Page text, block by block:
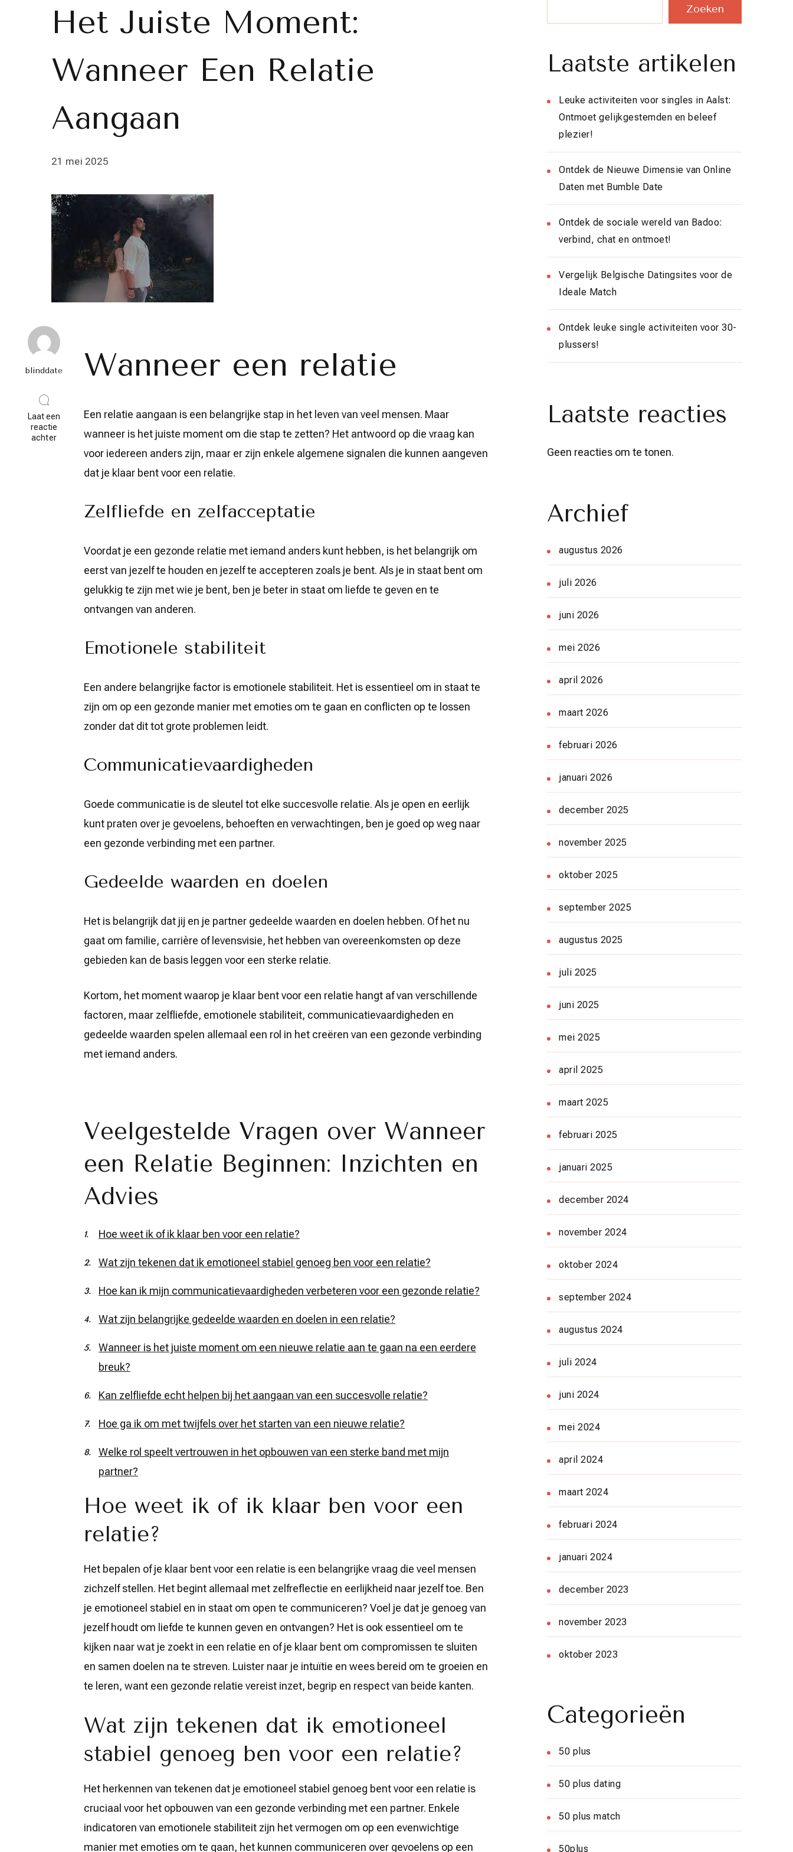
Het Juiste Moment:
Wanneer Een Relatie
Aangaan
21 mei 2025
blinddate
Laat een
reactie
achterop
Moment:
Wanneer
Aangaan
Wanneer een relatie
Een relatie aangaan is een belangrijke stap in het leven van veel mensen. Maar
wanneer is het juiste moment om die stap te zetten? Het antwoord op die vraag kan
voor iedereen anders zijn, maar er zijn enkele algemene signalen die kunnen aangeven
dat je klaar bent voor een relatie.
Zelfliefde en zelfacceptatie
Voordat je een gezonde relatie met iemand anders kunt hebben, is het belangrijk om
eerst van jezelf te houden en jezelf te accepteren zoals je bent. Als je in staat bent om
gelukkig te zijn met wie je bent, ben je beter in staat om liefde te geven en te
ontvangen van anderen.
Emotionele stabiliteit
Een andere belangrijke factor is emotionele stabiliteit. Het is essentieel om in staat te
zijn om op een gezonde manier met emoties om te gaan en conflicten op te lossen
zonder dat dit tot grote problemen leidt.
Communicatievaardigheden
Goede communicatie is de sleutel tot elke succesvolle relatie. Als je open en eerlijk
kunt praten over je gevoelens, behoeften en verwachtingen, ben je goed op weg naar
een gezonde verbinding met een partner.
Gedeelde waarden en doelen
Het is belangrijk dat jij en je partner gedeelde waarden en doelen hebben. Of het nu
gaat om familie, carrière of levensvisie, het hebben van overeenkomsten op deze
gebieden kan de basis leggen voor een sterke relatie.
Kortom, het moment waarop je klaar bent voor een relatie hangt af van verschillende
factoren, maar zelfliefde, emotionele stabiliteit, communicatievaardigheden en
gedeelde waarden spelen allemaal een rol in het creëren van een gezonde verbinding
met iemand anders.
Veelgestelde Vragen over Wanneer
een Relatie Beginnen: Inzichten en
Advies
Hoe weet ik of ik klaar ben voor een relatie?
Wat zijn tekenen dat ik emotioneel stabiel genoeg ben voor een relatie?
Hoe kan ik mijn communicatievaardigheden verbeteren voor een gezonde relatie?
Wat zijn belangrijke gedeelde waarden en doelen in een relatie?
Wanneer is het juiste moment om een nieuwe relatie aan te gaan na een eerdere
breuk?
Kan zelfliefde echt helpen bij het aangaan van een succesvolle relatie?
Hoe ga ik om met twijfels over het starten van een nieuwe relatie?
Welke rol speelt vertrouwen in het opbouwen van een sterke band met mijn
partner?
Hoe weet ik of ik klaar ben voor een
relatie?
Het bepalen of je klaar bent voor een relatie is een belangrijke vraag die veel mensen
zichzelf stellen. Het begint allemaal met zelfreflectie en eerlijkheid naar jezelf toe. Ben
je emotioneel stabiel en in staat om open te communiceren? Voel je dat je genoeg van
jezelf houdt om liefde te kunnen geven en ontvangen? Het is ook essentieel om te
kijken naar wat je zoekt in een relatie en of je klaar bent om compromissen te sluiten
en samen doelen na te streven. Luister naar je intuïtie en wees bereid om te groeien en
te leren, want een gezonde relatie vereist inzet, begrip en respect van beide kanten.
Wat zijn tekenen dat ik emotioneel
stabiel genoeg ben voor een relatie?
Het herkennen van tekenen dat je emotioneel stabiel genoeg bent voor een relatie is
cruciaal voor het opbouwen van een gezonde verbinding met een partner. Enkele
indicatoren van emotionele stabiliteit zijn het vermogen om op een evenwichtige
manier met emoties om te gaan, het kunnen communiceren over gevoelens op een
Zoeken
Laatste artikelen
Leuke activiteiten voor singles in Aalst:
Ontmoet gelijkgestemden en beleef
plezier!
Ontdek de Nieuwe Dimensie van Online
Daten met Bumble Date
Ontdek de sociale wereld van Badoo:
verbind, chat en ontmoet!
Vergelijk Belgische Datingsites voor de
Ideale Match
Ontdek leuke single activiteiten voor 30-
plussers!
Laatste reacties
Geen reacties om te tonen.
Archief
augustus 2026
juli 2026
juni 2026
mei 2026
april 2026
maart 2026
februari 2026
januari 2026
december 2025
november 2025
oktober 2025
september 2025
augustus 2025
juli 2025
juni 2025
mei 2025
april 2025
maart 2025
februari 2025
januari 2025
december 2024
november 2024
oktober 2024
september 2024
augustus 2024
juli 2024
juni 2024
mei 2024
april 2024
maart 2024
februari 2024
januari 2024
december 2023
november 2023
oktober 2023
Categorieën
50 plus
50 plus dating
50 plus match
50plus